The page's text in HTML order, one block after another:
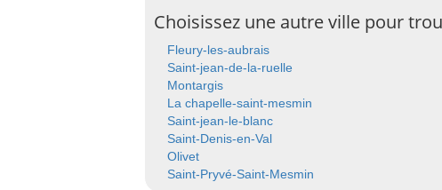
Choisissez une autre ville pour
Fleury-les-aubrais
Saint-jean-de-la-ruelle
Montargis
La chapelle-saint-mesmin
Saint-jean-le-blanc
Saint-Denis-en-Val
Olivet
Saint-Pryvé-Saint-Mesmin